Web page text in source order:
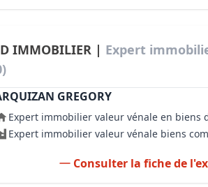
IMMOBILIER | Expert
GREGORY
Expert immobilier valeur vénale en biens
Expert immobilier valeur vénale biens
Consulter la fiche de